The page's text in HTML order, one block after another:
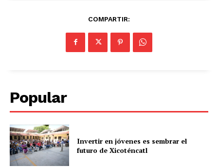
COMPARTIR:
Popular
Invertir en jóvenes es sembrar el
futuro de Xicoténcatl